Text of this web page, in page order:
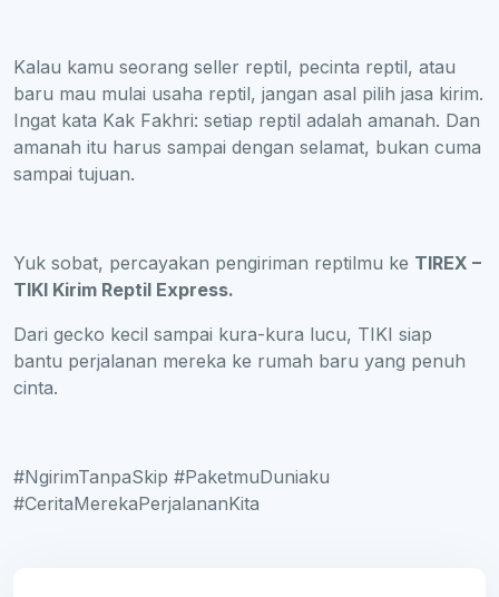
Kalau kamu seorang seller reptil, pecinta reptil, atau
baru mau mulai usaha reptil, jangan asal pilih jasa kirim.
Ingat kata Kak Fakhri: setiap reptil adalah amanah. Dan
amanah itu harus sampai dengan selamat, bukan cuma
sampai tujuan.
Yuk sobat, percayakan pengiriman reptilmu ke TIREX –
TIKI Kirim Reptil Express.
Dari gecko kecil sampai kura-kura lucu, TIKI siap
bantu perjalanan mereka ke rumah baru yang penuh
cinta.
#NgirimTanpaSkip #PaketmuDuniaku
#CeritaMerekaPerjalananKita